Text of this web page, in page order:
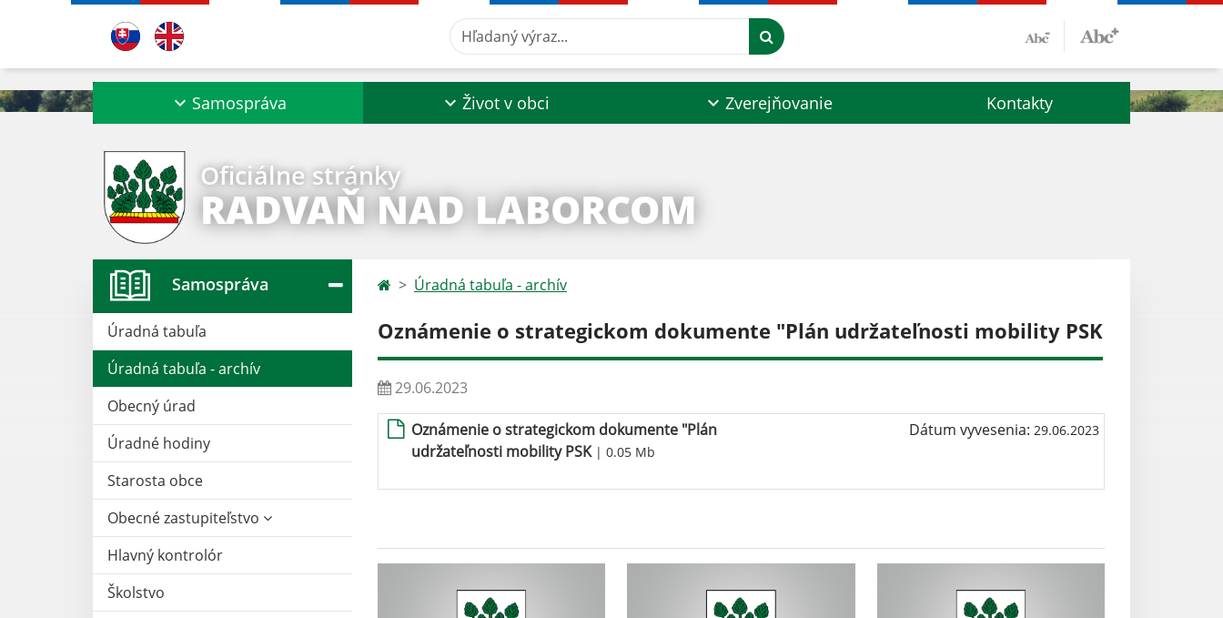
Hľadaný výraz...
Samospráva Život v obci Zverejňovanie Kontakty
Oficiálne stránky
RADVAŇ NAD LABORCOM
Samospráva
Úradná tabuľa
Úradná tabuľa - archív
Obecný úrad
Úradné hodiny
Starosta obce
Obecné zastupiteľstvo
Hlavný kontrolór
Školstvo
Úradná tabuľa - archív
Oznámenie o strategickom dokumente "Plán udržateľnosti mobility PSK
29.06.2023
Oznámenie o strategickom dokumente "Plán
udržateľnosti mobility PSK| 0.05 Mb
Dátum vyvesenia: 29.06.2023